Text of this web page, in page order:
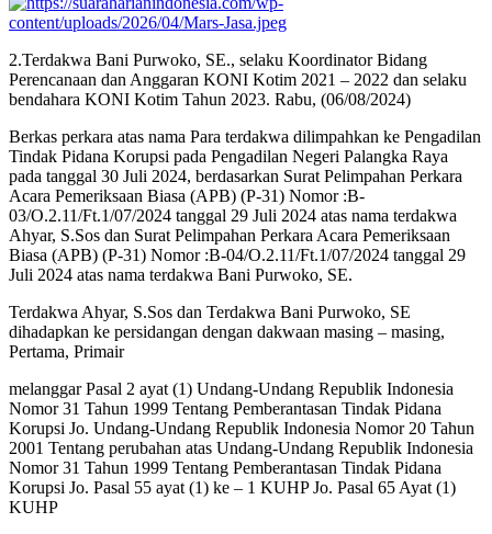
2.Terdakwa Bani Purwoko, SE., selaku Koordinator Bidang
Perencanaan dan Anggaran KONI Kotim 2021 – 2022 dan selaku
bendahara KONI Kotim Tahun 2023. Rabu, (06/08/2024)
Berkas perkara atas nama Para terdakwa dilimpahkan ke Pengadilan
Tindak Pidana Korupsi pada Pengadilan Negeri Palangka Raya
pada tanggal 30 Juli 2024, berdasarkan Surat Pelimpahan Perkara
Acara Pemeriksaan Biasa (APB) (P-31) Nomor :B-
03/O.2.11/Ft.1/07/2024 tanggal 29 Juli 2024 atas nama terdakwa
Ahyar, S.Sos dan Surat Pelimpahan Perkara Acara Pemeriksaan
Biasa (APB) (P-31) Nomor :B-04/O.2.11/Ft.1/07/2024 tanggal 29
Juli 2024 atas nama terdakwa Bani Purwoko, SE.
Terdakwa Ahyar, S.Sos dan Terdakwa Bani Purwoko, SE
dihadapkan ke persidangan dengan dakwaan masing – masing,
Pertama, Primair
melanggar Pasal 2 ayat (1) Undang-Undang Republik Indonesia
Nomor 31 Tahun 1999 Tentang Pemberantasan Tindak Pidana
Korupsi Jo. Undang-Undang Republik Indonesia Nomor 20 Tahun
2001 Tentang perubahan atas Undang-Undang Republik Indonesia
Nomor 31 Tahun 1999 Tentang Pemberantasan Tindak Pidana
Korupsi Jo. Pasal 55 ayat (1) ke – 1 KUHP Jo. Pasal 65 Ayat (1)
KUHP